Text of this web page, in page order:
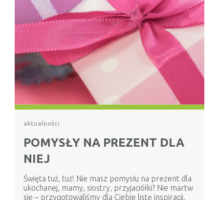
aktualności
POMYSŁY NA PREZENT DLA
NIEJ
Święta tuż, tuż! Nie masz pomysłu na prezent dla
ukochanej, mamy, siostry, przyjaciółki? Nie martw
się – przygotowaliśmy dla Ciebie listę inspiracji.